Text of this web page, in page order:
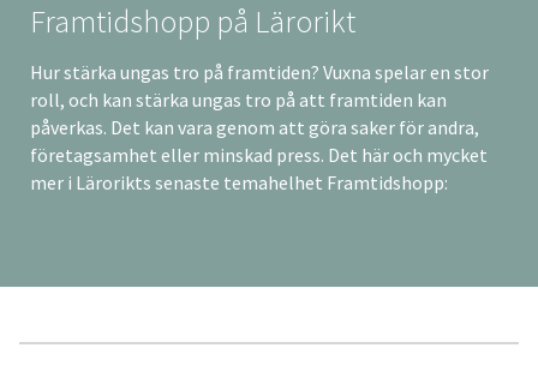
Framtidshopp på Lärorikt
Hur stärka ungas tro på framtiden? Vuxna spelar en stor
roll, och kan stärka ungas tro på att framtiden kan
påverkas. Det kan vara genom att göra saker för andra,
företagsamhet eller minskad press. Det här och mycket
mer i Lärorikts senaste temahelhet Framtidshopp: